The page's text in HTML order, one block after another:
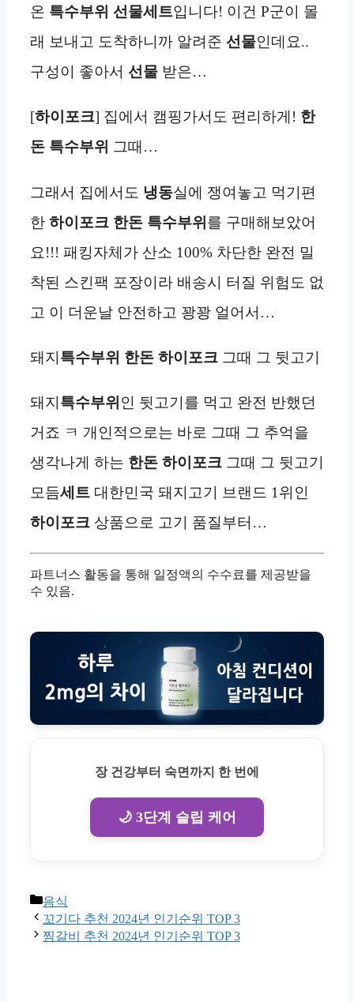
온 특수부위 선물세트입니다! 이건 P군이 몰
래 보내고 도착하니까 알려준 선물인데요..
구성이 좋아서 선물 받은…
[하이포크] 집에서 캠핑가서도 편리하게! 한
돈 특수부위 그때…
그래서 집에서도 냉동실에 쟁여놓고 먹기편
한 하이포크 한돈 특수부위 를 구매해보았어
요!!! 패킹자체가 산소 100% 차단한 완전 밀
착된 스킨팩 포장이라 배송시 터질 위험도 없
고 이 더운날 안전하고 꽝꽝 얼어서…
돼지특수부위 한돈 하이포크 그때 그 뒷고기
돼지 특수부위 인 뒷고기를 먹고 완전 반했던
거죠 ㅋ 개인적으로는 바로 그때 그 추억을
생각나게 하는 한돈 하이포크 그때 그 뒷고기
모듬세트 대한민국 돼지고기 브랜드 1위인
하이포크 상품으로 고기 품질부터…
파트너스 활동을 통해 일정액의 수수료를 제공받을
수 있음.
장 건강부터 숙면까지 한 번에
🌙 3단계 슬립 케어
Categories
음식
꼬기다 추천 2024년 인기순위 TOP 3
찜갈비 추천 2024년 인기순위 TOP 3